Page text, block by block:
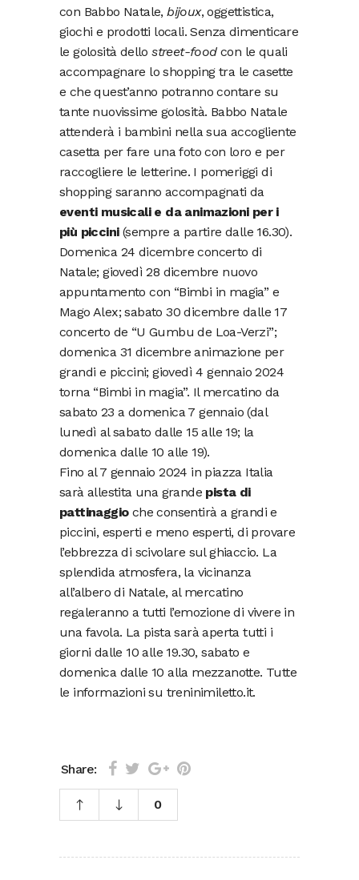
con Babbo Natale,bijoux, oggettistica,
giochi e prodotti locali. Senza dimenticare
le golosità dellostreet-foodcon le quali
accompagnare lo shopping tra le casette
e che quest’anno potranno contare su
tante nuovissime golosità. Babbo Natale
attenderà i bambini nella sua accogliente
casetta per fare una foto con loro e per
raccogliere le letterine. I pomeriggi di
shopping saranno accompagnati da
eventi musicali e da animazioni per i
più piccini(sempre a partire dalle 16.30).
Domenica 24 dicembre concerto di
Natale; giovedì 28 dicembre nuovo
appuntamento con “Bimbi in magia” e
Mago Alex; sabato 30 dicembre dalle 17
concerto de “U Gumbu de Loa-Verzi”;
domenica 31 dicembre animazione per
grandi e piccini; giovedì 4 gennaio 2024
torna “Bimbi in magia”. Il mercatino da
sabato 23 a domenica 7 gennaio (dal
lunedì al sabato dalle 15 alle 19; la
domenica dalle 10 alle 19).
Fino al 7 gennaio 2024 in piazza Italia
sarà allestita una grande pista di
pattinaggioche consentirà a grandi e
piccini, esperti e meno esperti, di provare
l’ebbrezza di scivolare sul ghiaccio. La
splendida atmosfera, la vicinanza
all’albero di Natale, al mercatino
regaleranno a tutti l’emozione di vivere in
una favola. La pista sarà aperta tutti i
giorni dalle 10 alle 19.30, sabato e
domenica dalle 10 alla mezzanotte. Tutte
le informazioni su treninimiletto.it.
Share:
0